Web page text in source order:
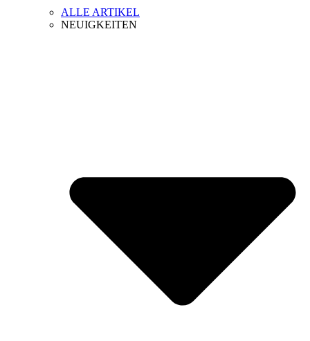
ALLE ARTIKEL
NEUIGKEITEN